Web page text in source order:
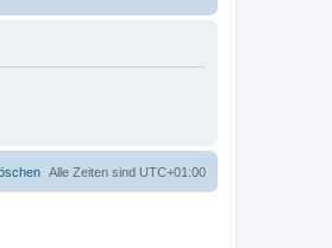
Alle Zeiten sind UTC+01:00